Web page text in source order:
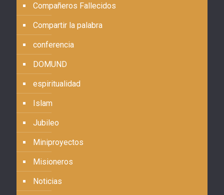
Compañeros Fallecidos
Compartir la palabra
conferencia
DOMUND
espiritualidad
Islam
Jubileo
Miniproyectos
Misioneros
Noticias